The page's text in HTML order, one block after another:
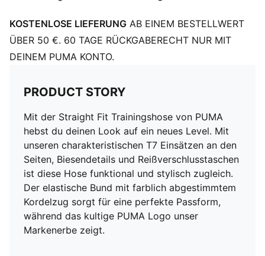
KOSTENLOSE LIEFERUNG AB EINEM BESTELLWERT
ÜBER 50 €. 60 TAGE RÜCKGABERECHT NUR MIT
DEINEM PUMA KONTO.
PRODUCT STORY
Mit der Straight Fit Trainingshose von PUMA
hebst du deinen Look auf ein neues Level. Mit
unseren charakteristischen T7 Einsätzen an den
Seiten, Biesendetails und Reißverschlusstaschen
ist diese Hose funktional und stylisch zugleich.
Der elastische Bund mit farblich abgestimmtem
Kordelzug sorgt für eine perfekte Passform,
während das kultige PUMA Logo unser
Markenerbe zeigt.